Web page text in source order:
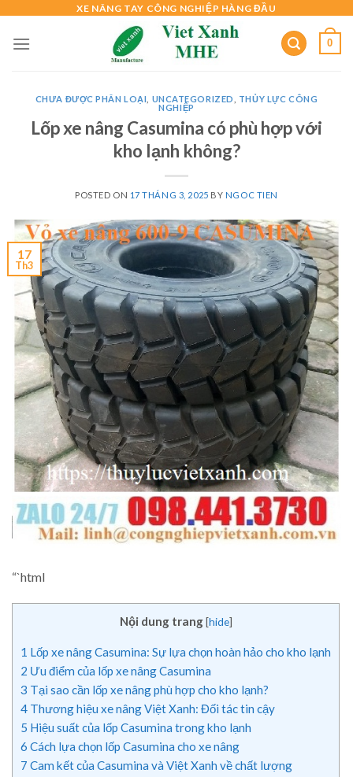
content
XE NÂNG TAY CÔNG NGHIỆP HÀNG ĐẦU
0
CHƯA ĐƯỢC PHÂN LOẠI UNCATEGORIZED
THỦY LỰC CÔNG
NGHIỆP
Lốp xe nâng Casumina có phù hợp với
kho lạnh không?
POSTED ON 17 THÁNG 3, 2025 BY NGOC TIEN
17
Th3
“`html
Nội dung trang [hide]
1 Lốp xe nâng Casumina: Sự lựa chọn hoàn hảo cho kho lạnh
2 Ưu điểm của lốp xe nâng Casumina
3 Tại sao cần lốp xe nâng phù hợp cho kho lạnh?
4 Thương hiệu xe nâng Việt Xanh: Đối tác tin cậy
5 Hiệu suất của lốp Casumina trong kho lạnh
6 Cách lựa chọn lốp Casumina cho xe nâng
7 Cam kết của Casumina và Việt Xanh về chất lượng